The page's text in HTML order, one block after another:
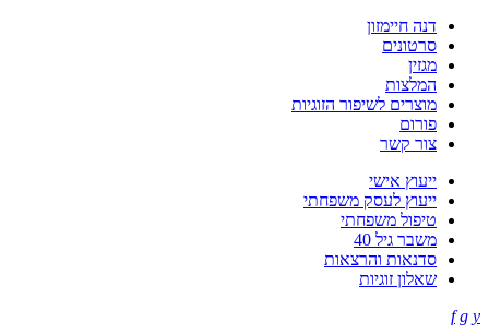
דנה חיימזון
סרטונים
מגזין
המלצות
מוצרים לשיפור הזוגיות
פורום
צור קשר
ייעוץ אישי
ייעוץ לעסק משפחתי
טיפול משפחתי
משבר גיל 40
סדנאות והרצאות
שאלון זוגיות
f g y